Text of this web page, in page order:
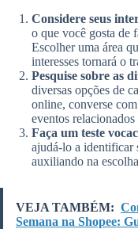
Considere seus
o que você gosta de
Escolher uma área
interesses tornará o
Pesquise sobre as
diversas opções de
online, converse
eventos
Faça um teste
ajudá-lo a identificar
auxiliando na
VEJA TAMBÉM:
Semana na Shopee: